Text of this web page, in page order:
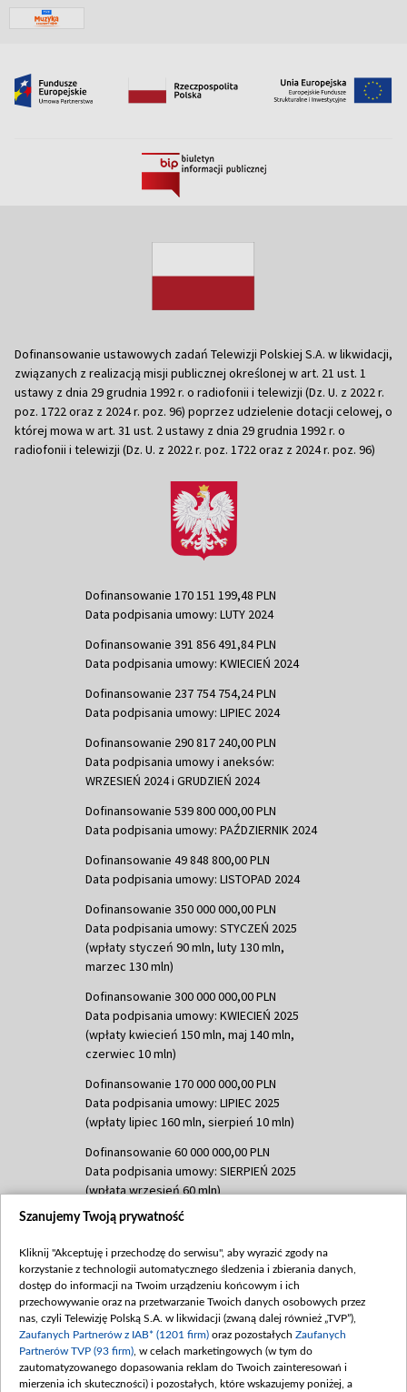
Dofinansowanie ustawowych zadań Telewizji Polskiej S.A. w likwidacji,
związanych z realizacją misji publicznej określonej w art. 21 ust. 1
ustawy z dnia 29 grudnia 1992 r. o radiofonii i telewizji (Dz. U. z 2022 r.
poz. 1722 oraz z 2024 r. poz. 96) poprzez udzielenie dotacji celowej, o
której mowa w art. 31 ust. 2 ustawy z dnia 29 grudnia 1992 r. o
radiofonii i telewizji (Dz. U. z 2022 r. poz. 1722 oraz z 2024 r. poz. 96)
Dofinansowanie 170 151 199,48 PLN
Data podpisania umowy: LUTY 2024
Dofinansowanie 391 856 491,84 PLN
Data podpisania umowy: KWIECIEŃ 2024
Dofinansowanie 237 754 754,24 PLN
Data podpisania umowy: LIPIEC 2024
Dofinansowanie 290 817 240,00 PLN
Data podpisania umowy i aneksów:
WRZESIEŃ 2024 i GRUDZIEŃ 2024
Dofinansowanie 539 800 000,00 PLN
Data podpisania umowy: PAŹDZIERNIK 2024
Dofinansowanie 49 848 800,00 PLN
Data podpisania umowy: LISTOPAD 2024
Dofinansowanie 350 000 000,00 PLN
Data podpisania umowy: STYCZEŃ 2025
(wpłaty styczeń 90 mln, luty 130 mln,
marzec 130 mln)
Dofinansowanie 300 000 000,00 PLN
Data podpisania umowy: KWIECIEŃ 2025
(wpłaty kwiecień 150 mln, maj 140 mln,
czerwiec 10 mln)
Dofinansowanie 170 000 000,00 PLN
Data podpisania umowy: LIPIEC 2025
(wpłaty lipiec 160 mln, sierpień 10 mln)
Dofinansowanie 60 000 000,00 PLN
Data podpisania umowy: SIERPIEŃ 2025
(wpłata wrzesień 60 mln)
Dofinansowanie 635 783 051,21 PLN
(wpłata wrzesień 100 mln, październik 350
mln, listopad 265 mln)
Dofinansowanie 48 862 000,00 PLN
Data podpisania umowy: GRUDZIEŃ 2025
(wpłata grudzień 60,548 mln)
Dofinansowanie 900 000 000,00 PLN
Szanujemy Twoją prywatność
Kliknij "Akceptuję i przechodzę do serwisu", aby wyrazić zgody na
korzystanie z technologii automatycznego śledzenia i zbierania danych,
dostęp do informacji na Twoim urządzeniu końcowym i ich
przechowywanie oraz na przetwarzanie Twoich danych osobowych przez
nas, czyli Telewizję Polską S.A. w likwidacji (zwaną dalej również „TVP”),
Zaufanych Partnerów z IAB* (1201 firm) oraz pozostałych Zaufanych
Partnerów TVP (93 firm) , w celach marketingowych (w tym do
zautomatyzowanego dopasowania reklam do Twoich zainteresowań i
mierzenia ich skuteczności) i pozostałych, które wskazujemy poniżej, a